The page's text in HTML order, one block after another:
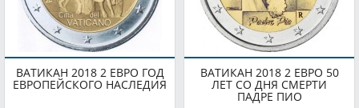
ВАТИКАН 2018 2 ЕВРО ГОД
ЕВРОПЕЙСКОГО НАСЛЕДИЯ
ВАТИКАН 2018 2 ЕВРО 50
ЛЕТ СО ДНЯ СМЕРТИ
ПАДРЕ ПИО